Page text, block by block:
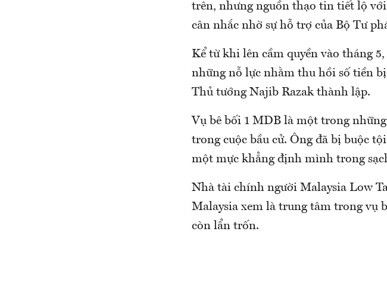
trên, nhưng nguồn thạo tin tiết lộ
cân nhắc nhờ sự hỗ trợ của Bộ Tư
Kể từ khi lên cầm quyền vào tháng
những nỗ lực nhằm thu hồi số tiền
Thủ tướng Najib Razak thành lập.
Vụ bê bối 1 MDB là một trong
trong cuộc bầu cử. Ông đã bị buộc
một mực khẳng định mình trong
Nhà tài chính người Malaysia Low
Malaysia xem là trung tâm trong vụ
còn lẩn trốn.